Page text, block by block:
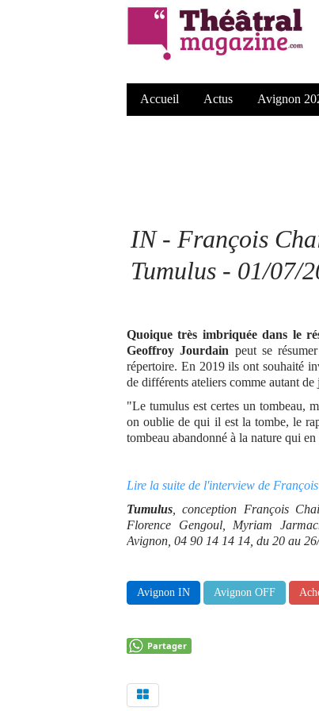
Accueil Actus Avignon
IN - François
Tumulus - 01/07/
Quoique très imbriquée dans le
Geoffroy Jourdain peut se
répertoire. En 2019 ils ont souhaité
de différents ateliers comme autant de
"Le tumulus est certes un tombeau,
on oublie de qui il est la tombe, le
tombeau abandonné à la nature qui
Lire la suite de l'interview de
Tumulus , conception François
Florence Gengoul, Myriam
Avignon, 04 90 14 14 14, du 20 au
Avignon IN Avignon OFF
Partager